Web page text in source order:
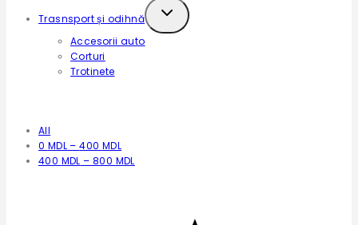
Trasnsport și odihnă
Expand
Accesorii auto
Corturi
Trotinete
All
0 MDL–400 MDL
400 MDL –800 MDL